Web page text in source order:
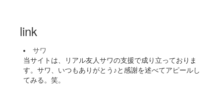
link
サワ
当サイトは、リアル友人サワの支援で成り立っておりま
す。サワ、いつもありがとう♪と感謝を述べてアピールし
てみる。笑。